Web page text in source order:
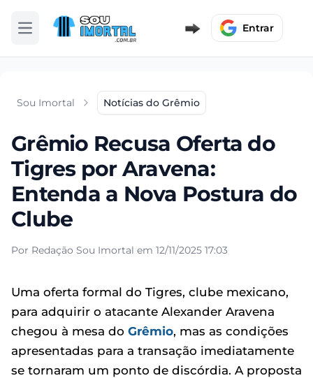
Abrir menu Entrar
Sou Imortal Notícias do Grêmio
Grêmio Recusa Oferta do
Tigres por Aravena:
Entenda a Nova Postura do
Clube
Por Redação Sou Imortal em 12/11/2025 17:03
Uma oferta formal do Tigres, clube mexicano,
para adquirir o atacante Alexander Aravena
chegou à mesa do Grêmio, mas as condições
apresentadas para a transação imediatamente
se tornaram um ponto de discórdia. A proposta